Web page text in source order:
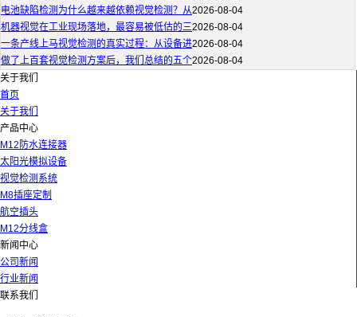
电池缺陷检测为什么越来越依赖视觉检测？从2026-08-04
机器视觉在工业现场落地，最容易被低估的三2026-08-04
一条产线上马视觉检测的真实过程：从设备进2026-08-04
做了上百套视觉检测方案后，我们总结的五个2026-08-04
关于我们
首页
关于我们
产品中心
M12防水连接器
太阳光模拟设备
视觉检测系统
M8插座定制
航空插头
M12分线盒
新闻中心
公司新闻
行业新闻
联系我们